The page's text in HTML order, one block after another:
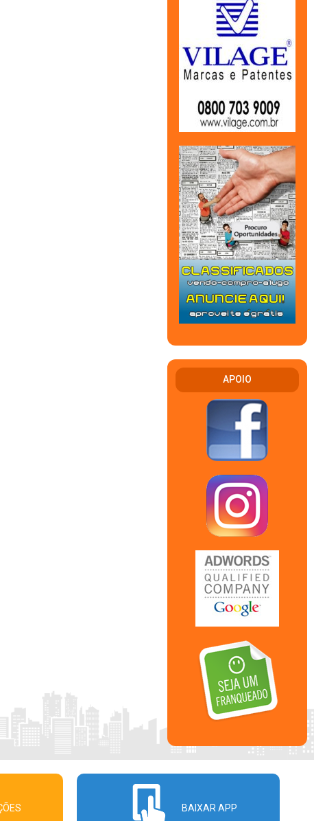
APOIO
BAIXAR APP